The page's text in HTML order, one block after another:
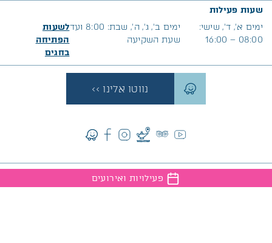
פעילויות ואירועים
שעות פעילות
ימים א׳, ד’, שישי:
08:00 – 16:00
ימים ב’, ג’, ה’, שבת: 8:00 ועד
שעת השקיעה
לשעות
הפתיחה
בחגים
נווטו אלינו >>
המגזין שיחבר אתכם לטבע, אירועים, כתבות מעניינות וכל מה
שחדש ברמת הנדיב